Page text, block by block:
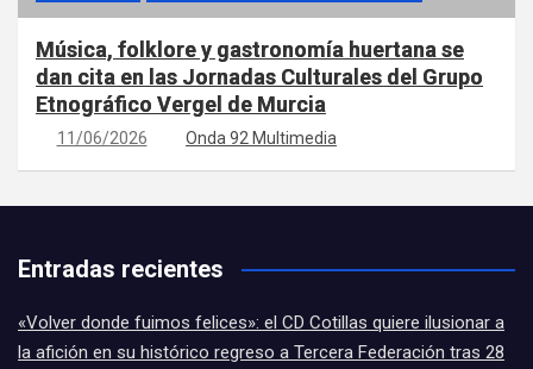
Música, folklore y gastronomía huertana se
dan cita en las Jornadas Culturales del Grupo
Etnográfico Vergel de Murcia
11/06/2026 Onda 92 Multimedia
Entradas recientes
«Volver donde fuimos felices»: el CD Cotillas quiere ilusionar a
la afición en su histórico regreso a Tercera Federación tras 28